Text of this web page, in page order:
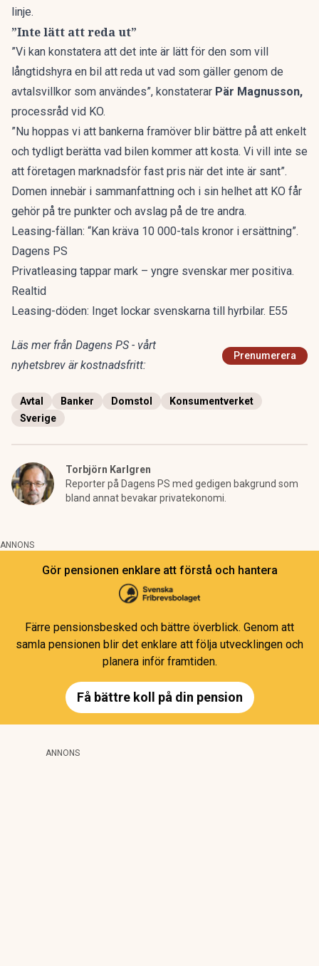
linje.
”Inte lätt att reda ut”
”Vi kan konstatera att det inte är lätt för den som vill
långtidshyra en bil att reda ut vad som gäller genom de
avtalsvillkor som användes”, konstaterar Pär Magnusson,
processråd vid KO.
”Nu hoppas vi att bankerna framöver blir bättre på att enkelt
och tydligt berätta vad bilen kommer att kosta. Vi vill inte se
att företagen marknadsför fast pris när det inte är sant”.
Domen innebär i sammanfattning och i sin helhet att KO får
gehör på tre punkter och avslag på de tre andra.
Leasing-fällan: “Kan kräva 10 000-tals kronor i ersättning”.
Dagens PS
Privatleasing tappar mark – yngre svenskar mer positiva.
Realtid
Leasing-döden: Inget lockar svenskarna till hyrbilar. E55
Läs mer från Dagens PS - vårt
nyhetsbrev är kostnadsfritt:
Prenumerera
Avtal Banker Domstol
Konsumentverket
Sverige
Torbjörn Karlgren
Reporter på Dagens PS med gedigen bakgrund som
bland annat bevakar privatekonomi.
ANNONS
Gör pensionen enklare att förstå och hantera
Färre pensionsbesked och bättre överblick. Genom att
samla pensionen blir det enklare att följa utvecklingen och
planera inför framtiden.
Få bättre koll på din pension
ANNONS